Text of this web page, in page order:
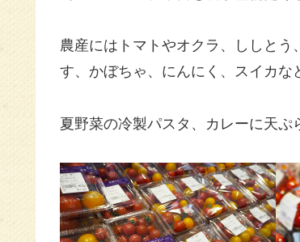
農産にはトマトやオクラ、ししと
す、かぼちゃ、にんにく、スイカな
夏野菜の冷製パスタ、カレーに天ぷ